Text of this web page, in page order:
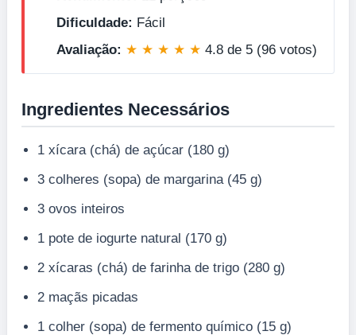
Dificuldade: Fácil
Avaliação: ★ ★ ★ ★ ★ 4.8 de 5 (96 votos)
Ingredientes Necessários
1 xícara (chá) de açúcar (180 g)
3 colheres (sopa) de margarina (45 g)
3 ovos inteiros
1 pote de iogurte natural (170 g)
2 xícaras (chá) de farinha de trigo (280 g)
2 maçãs picadas
1 colher (sopa) de fermento químico (15 g)